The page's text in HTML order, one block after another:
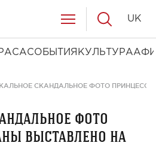
СОБЫТИЯ КУЛЬТУРА
UK
СКАНДАЛЬНОЕ ФОТО
фото
выставлено на